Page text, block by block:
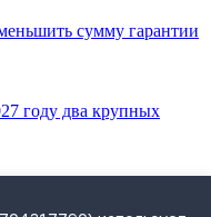
сумму гарантии
году два крупных